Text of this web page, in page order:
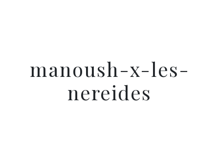
manoush-x-les-
nereides